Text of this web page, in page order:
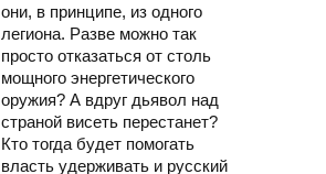
они, в принципе, из одного
легиона. Разве можно так
просто отказаться от столь
мощного энергетического
оружия? А вдруг дьявол над
страной висеть перестанет?
Кто тогда будет помогать
власть удерживать и русский